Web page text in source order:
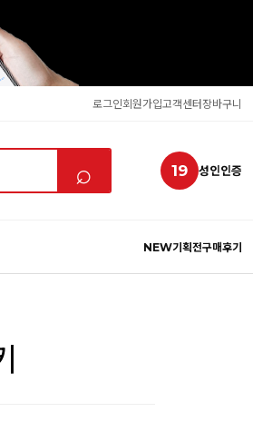
로그인회원가입고객센터장바구니
⌕ 19 성인인증
NEW기획전구매후기